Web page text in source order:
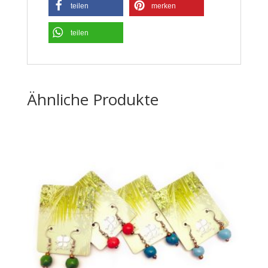
teilen merken
teilen
Ähnliche Produkte